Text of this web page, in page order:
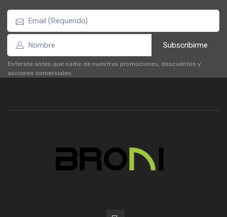
Subscribirme
Enterate antes que nadie de nuestras promociones, descuentos y
acciones comerciales.